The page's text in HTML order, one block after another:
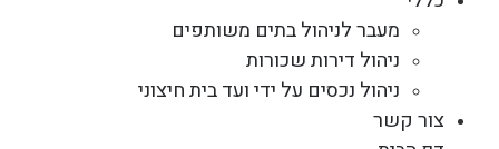
מעבר לניהול בתים משותפים
ניהול דירות שכורות
ניהול נכסים על ידי ועד בית חיצוני
צור קשר